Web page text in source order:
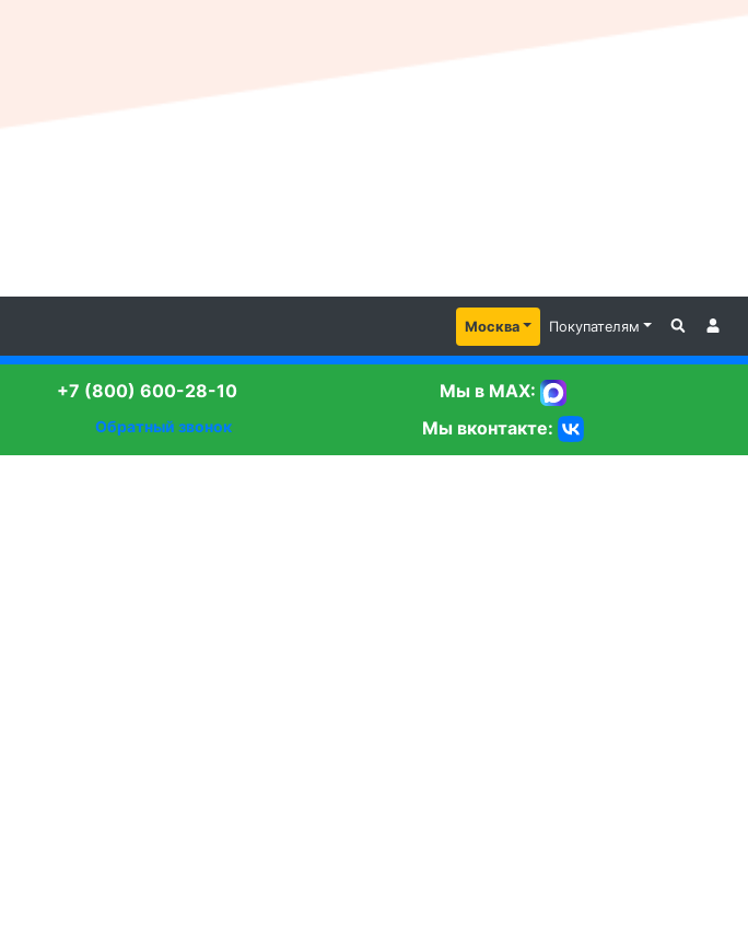
Москва Покупателям
+7 (800) 600-28-10
Обратный звонок
Мы в MAX:
Мы вконтакте: